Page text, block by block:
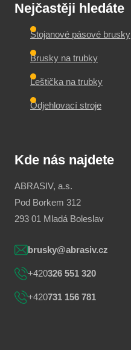
Nejčastěji hledáte
Stojanové pásové brusky
Brusky na trubky
Leštička na trubky
Odjehlovací stroje
Kde nás najdete
ABRASIV, a.s.
Pod Borkem 312
293 01 Mladá Boleslav
brusky@abrasiv.cz
+420326 551 320
+420731 156 781